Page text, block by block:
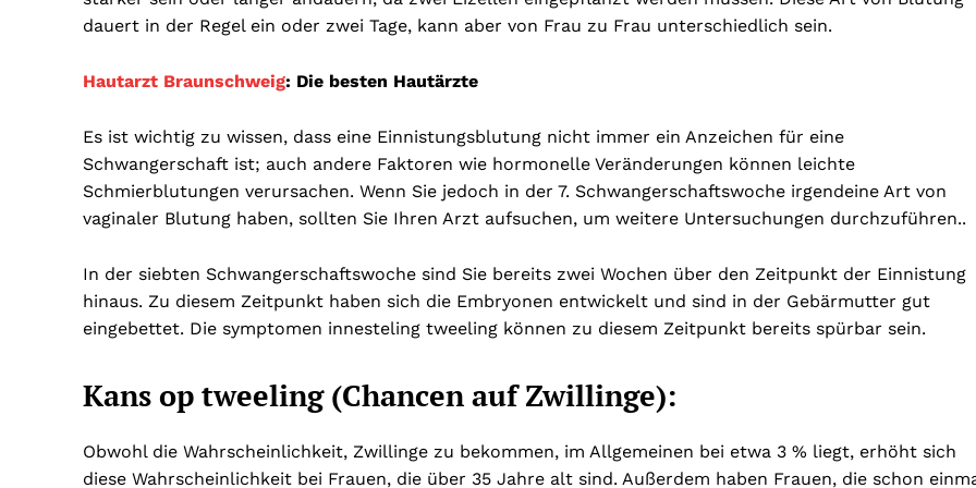
dauert in der Regel ein oder zwei Tage, kann aber von Frau zu Frau unterschiedlich sein.
Hautarzt Braunschweig: Die besten Hautärzte
Es ist wichtig zu wissen, dass eine Einnistungsblutung nicht immer ein Anzeichen für eine
Schwangerschaft ist; auch andere Faktoren wie hormonelle Veränderungen können leichte
Schmierblutungen verursachen. Wenn Sie jedoch in der 7. Schwangerschaftswoche irgendeine Art von
vaginaler Blutung haben, sollten Sie Ihren Arzt aufsuchen, um weitere Untersuchungen durchzuführen..
In der siebten Schwangerschaftswoche sind Sie bereits zwei Wochen über den Zeitpunkt der Einnistung
hinaus. Zu diesem Zeitpunkt haben sich die Embryonen entwickelt und sind in der Gebärmutter gut
eingebettet. Die symptomen innesteling tweeling können zu diesem Zeitpunkt bereits spürbar sein.
Kans op tweeling (Chancen auf Zwillinge):
Obwohl die Wahrscheinlichkeit, Zwillinge zu bekommen, im Allgemeinen bei etwa 3 % liegt, erhöht sich
diese Wahrscheinlichkeit bei Frauen, die über 35 Jahre alt sind. Außerdem haben Frauen, die schon